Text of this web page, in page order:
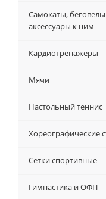
Самокаты,
аксессуары к ним
Кардиотренажеры
Мячи
Настольный теннис
Хореографические
Сетки спортивные
Гимнастика и ОФП